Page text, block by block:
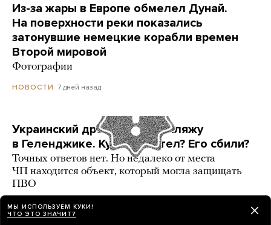
Из-за жары в Европе обмелел Дунай.
На поверхности реки показались
затонувшие немецкие корабли времен
Второй мировой
Фотографии
НОВОСТИ 7 дней назад
Украинский дрон попал по пляжу
в Геленджике. Куда он летел? Его сбили?
Точных ответов нет. Но недалеко от места
ЧП находится объект, который могла защищать
ПВО
РАЗБОР 3 карточки
МЫ ИСПОЛЬЗУЕМ КУКИ!
ЧТО ЭТО ЗНАЧИТ?